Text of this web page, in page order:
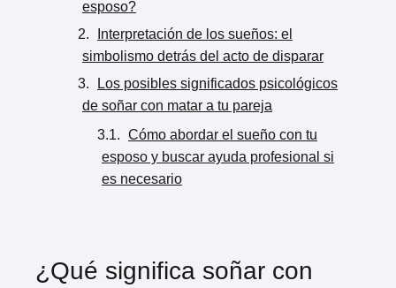
esposo?
Interpretación de los sueños: el
simbolismo detrás del acto de disparar
Los posibles significados psicológicos
de soñar con matar a tu pareja
Cómo abordar el sueño con tu
esposo y buscar ayuda profesional si
es necesario
¿Qué significa soñar con